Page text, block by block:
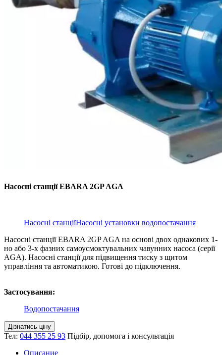
Насосні станції EBARA 2GP AGA
Насосні станціїНасосні установки водопостачання
Насосні станції EBARA 2GP AGA на основі двох однакових 1-
но або 3-х фазних самоусмоктувальних чавунних насоса (серії
AGA). Насосні станції для підвищення тиску з щитом
управління та автоматикою. Готові до підключення.
Застосування:
Водопостачання
Дізнатись ціну
Тел: 044 355 25 93 Підбір, допомога і консультація
Описание